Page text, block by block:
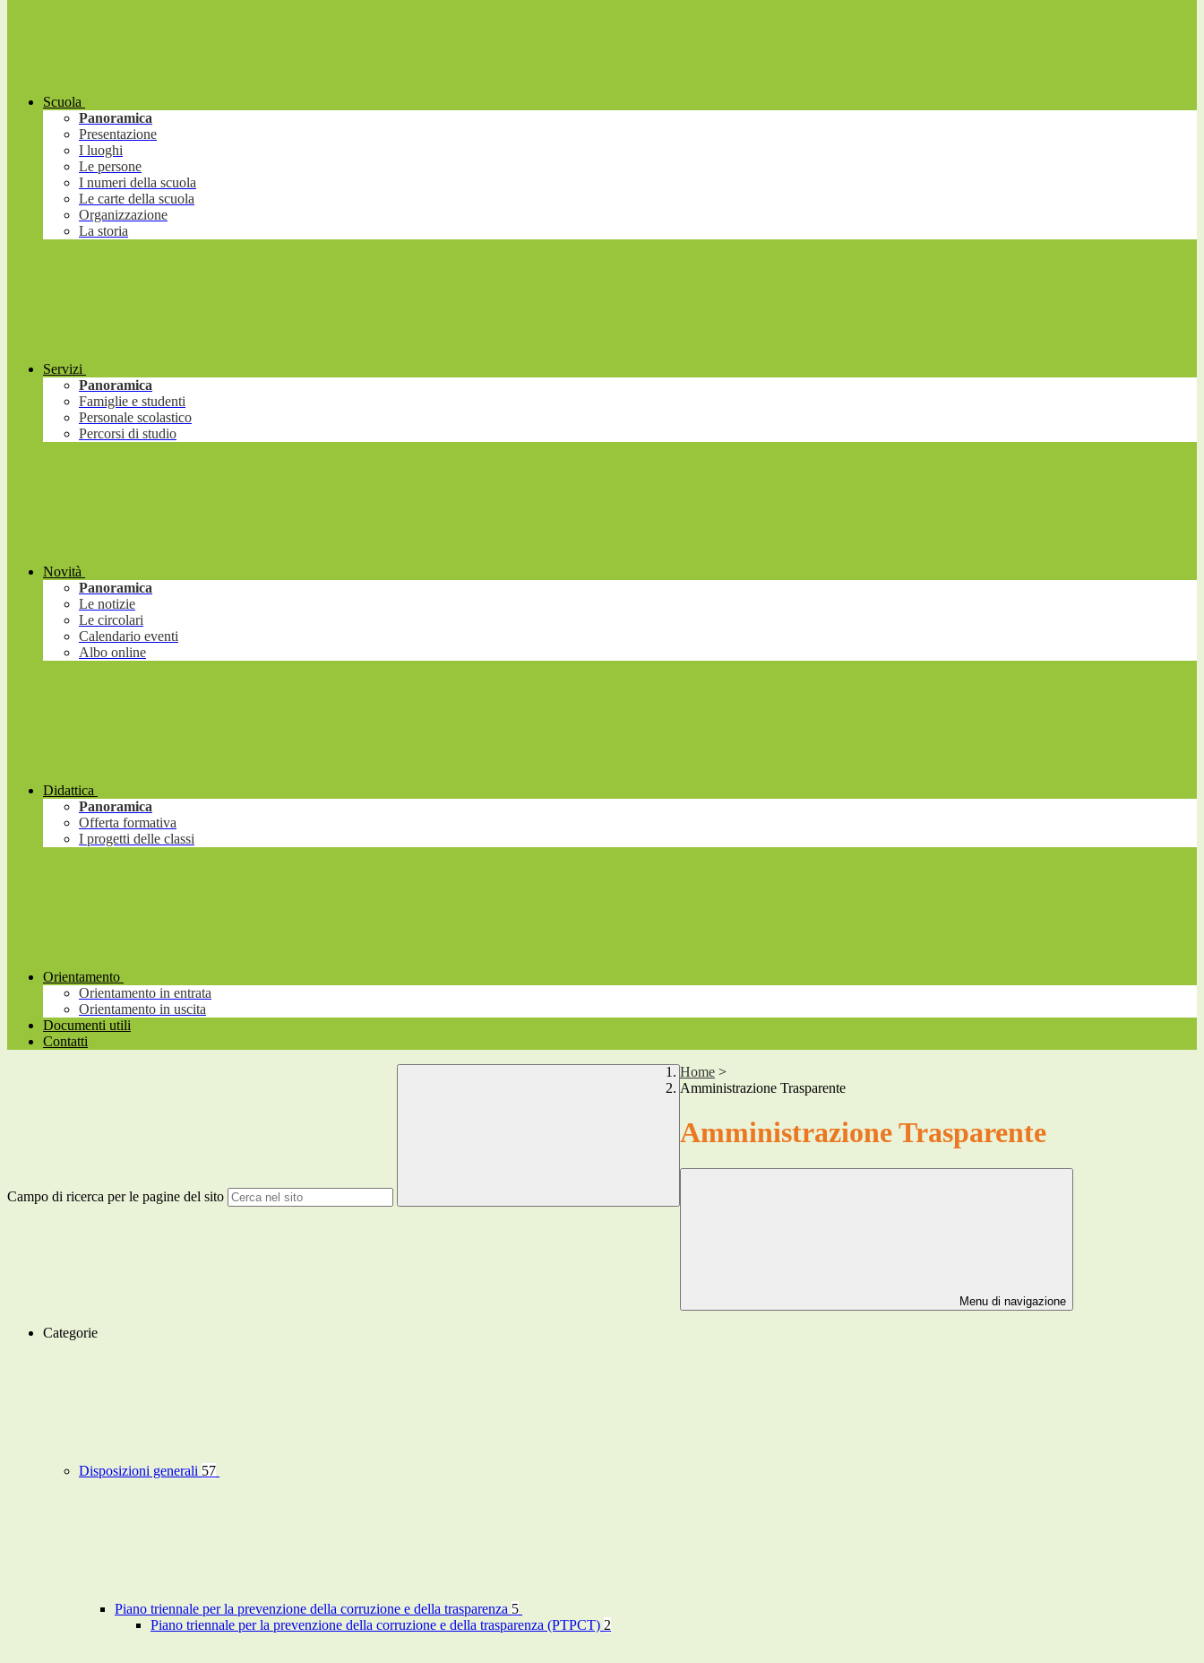
Scuola
Panoramica
Presentazione
I luoghi
Le persone
I numeri della scuola
Le carte della scuola
Organizzazione
La storia
Servizi
Panoramica
Famiglie e studenti
Personale scolastico
Percorsi di studio
Novità
Panoramica
Le notizie
Le circolari
Calendario eventi
Albo online
Didattica
Panoramica
Offerta formativa
I progetti delle classi
Orientamento
Orientamento in entrata
Orientamento in uscita
Documenti utili
Contatti
Campo di ricerca per le pagine del sito
Home >
Amministrazione Trasparente
Amministrazione Trasparente
Menu di navigazione
Categorie
Disposizioni generali 57
Piano triennale per la prevenzione della corruzione e della trasparenza 5
Piano triennale per la prevenzione della corruzione e della trasparenza (PTPCT) 2